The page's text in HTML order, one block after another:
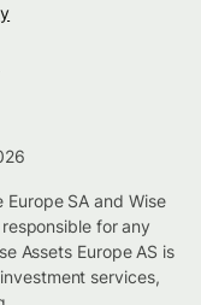
SA and Wise
for any
Assets Europe AS is
services,